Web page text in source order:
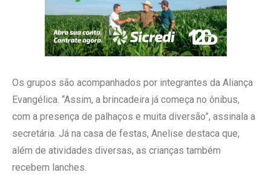
Os grupos são acompanhados por integrantes da Aliança
Evangélica. “Assim, a brincadeira já começa no ônibus,
com a presença de palhaços e muita diversão”, assinala a
secretária. Já na casa de festas, Anelise destaca que,
além de atividades diversas, as crianças também
recebem lanches.